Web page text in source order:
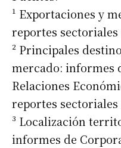
¹ Exportaciones y
reportes sectoriales
² Principales
mercado: informes
Relaciones
reportes
³ Localización
informes de